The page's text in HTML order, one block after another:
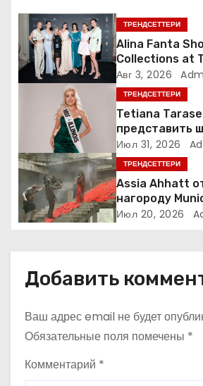
и
я
п
а
п
и
я
м
ТРЕНДСЕТТЕРИ
Alina Fanta
Collections at
Concept Gala in
Авг 3, 2026
ТРЕНДСЕТТЕРИ
Tetiana
представить
конкурсі Miss
Июл 31, 2026
ТРЕНДСЕТТЕРИ
Assia Ahhatt
нагороду
Awards і
Июл 20, 2026
Добавить
Ваш адрес email не будет
Обязательные поля помечены *
Комментарий *